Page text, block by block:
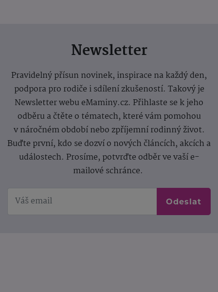
Newsletter
Pravidelný přísun novinek, inspirace na každý den,
podpora pro rodiče i sdílení zkušeností. Takový je
Newsletter webu eMaminy.cz. Přihlaste se k jeho
odběru a čtěte o tématech, které vám pomohou
v náročném období nebo zpříjemní rodinný život.
Buďte první, kdo se dozví o nových článcích, akcích a
událostech. Prosíme, potvrďte odběr ve vaší e-
mailové schránce.
Odeslat